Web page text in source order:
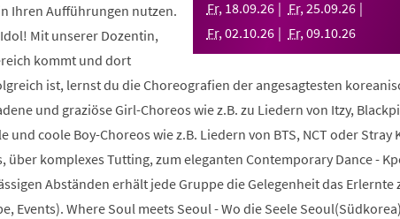
Fr, 18.09.26 Fr,25.09.26
Fr,02.10.26 Fr,09.10.26
Ihren Aufführungen nutzen.
Mit unserer Dozentin,
kommt und dort
ist, lernst du die Choreografien der angesagtesten
und graziöse Girl-Choreos wie z.B. zu Liedern von Itzy,
und coole Boy-Choreos wie z.B. Liedern von BTS, NCT oder Stray
über komplexes Tutting, zum eleganten Contemporary Dance -
Abständen erhält jede Gruppe die Gelegenheit das Erlernte
Events). Where Soul meets Seoul - Wo die Seele